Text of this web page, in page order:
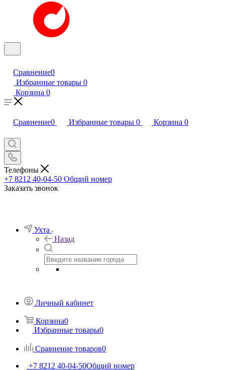
Сравнение0
Избранные товары 0
Корзина 0
Сравнение0 Избранные товары 0 Корзина 0
Телефоны
+7 8212 40-04-50 Общий номер
Заказать звонок
Ухта
Назад
Личный кабинет
Корзина0
Избранные товары0
Сравнение товаров0
+7 8212 40-04-50Общий номер